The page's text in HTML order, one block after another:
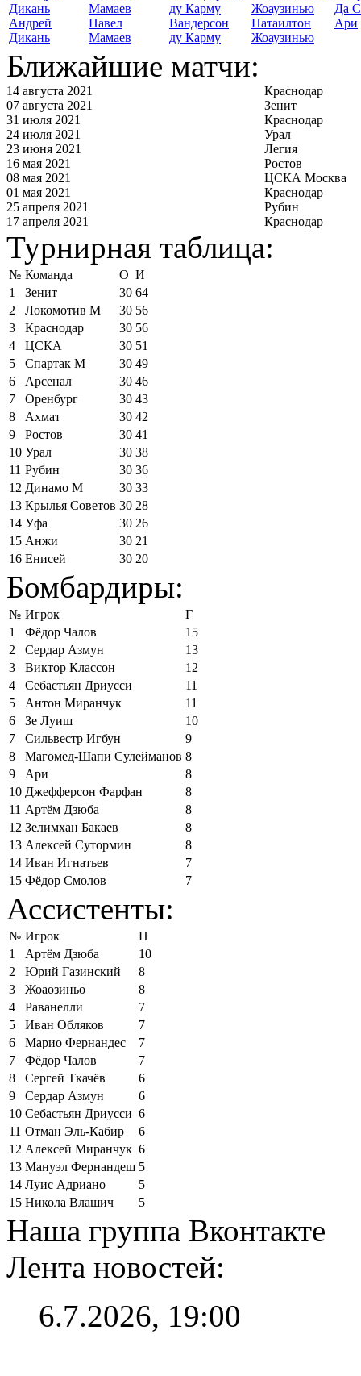
Андрей
Дикань
Павел
Мамаев
Вандерсон
ду Карму
Натаилтон
Жоаузинью
Да
Ари
Ближайшие матчи:
14 августа 2021
Краснодар
07 августа 2021
Зенит
31 июля 2021
Краснодар
24 июля 2021
Урал
23 июня 2021
Легия
16 мая 2021
Ростов
08 мая 2021
ЦСКА Москва
01 мая 2021
Краснодар
25 апреля 2021
Рубин
17 апреля 2021
Краснодар
Турнирная таблица:
№ Команда О И
1
Зенит 30 64
2
Локомотив М 30 56
3
Краснодар 30 56
4
ЦСКА 30 51
5
Спартак М 30 49
6
Арсенал 30 46
7
Оренбург 30 43
8
Ахмат 30 42
9
Ростов 30 41
10 Урал 30 38
11 Рубин 30 36
12 Динамо М 30 33
13 Крылья Советов 30 28
14 Уфа 30 26
15 Анжи 30 21
16 Енисей 30 20
Бомбардиры:
№ Игрок
Г
1
Фёдор Чалов
15
2
Сердар Азмун
13
3
Виктор Классон
12
4
Себастьян Дриусси
11
5
Антон Миранчук
11
6
Зе Луиш
10
7
Сильвестр Игбун
9
8
Магомед-Шапи Сулейманов 8
9
Ари
8
10 Джефферсон Фарфан
8
11 Артём Дзюба
8
12 Зелимхан Бакаев
8
13 Алексей Сутормин
8
14 Иван Игнатьев
7
15 Фёдор Смолов 7
Ассистенты:
№ Игрок
П
1
Артём Дзюба
10
2
Юрий Газинский
8
3
Жоаозиньо
8
4
Раванелли
7
5
Иван Обляков
7
6
Марио Фернандес
7
7
Фёдор Чалов
7
8
Сергей Ткачёв
6
9
Сердар Азмун
6
10 Себастьян Дриусси 6
11 Отман Эль-Кабир
6
12 Алексей Миранчук 6
13 Мануэл Фернандеш 5
14 Луис Адриано
5
15 Никола Влашич 5
Наша группа Вконтакте
Лента новостей:
6.7.2026, 19:00